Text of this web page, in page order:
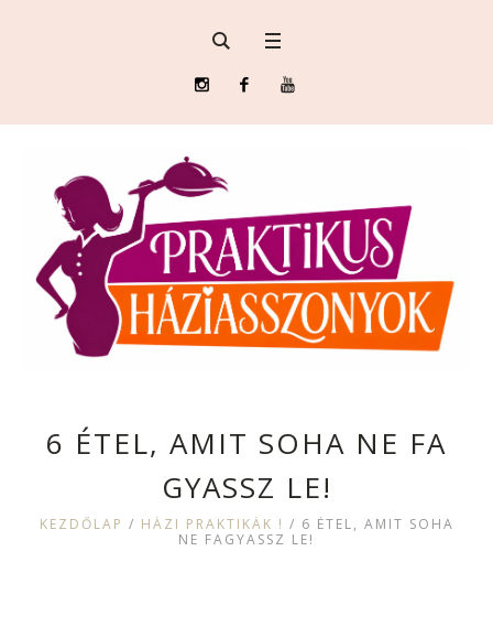
6 ÉTEL, AMIT SOHA NE FA
GYASSZ LE!
KEZDŐLAP / HÁZI PRAKTIKÁK ! / 6 ÉTEL, AMIT SOHA
NE FAGYASSZ LE!